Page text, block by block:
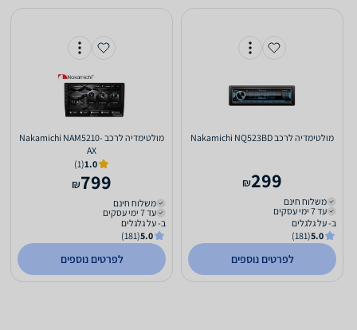
מולטימדיה לרכב Nakamichi NQ523BD
299
₪
משלוח חינם
עד 7 ימי עסקים
ב- על גלגלים
5.0
(181)
לפרטים נוספים
מולטימדיה לרכב Nakamichi NAM5210-
AX
1.0
(1)
799
₪
משלוח חינם
עד 7 ימי עסקים
ב- על גלגלים
5.0
(181)
לפרטים נוספים